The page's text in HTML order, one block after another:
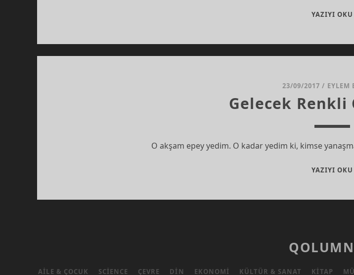
YAZIYI OKU
23/09/2017 / EYLEM
Gelecek Renkli
O akşam epey yedim. O kadar yedim ki, kimse
YAZIYI OKU
AILE & ÇOCUK SCIENCE ÇEVRE DIN EKONOMI KÜLTÜR & SANAT KITAP